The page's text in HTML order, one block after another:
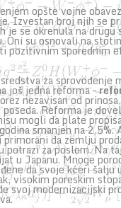
opšte vojne
Izvestan broj njih se
se okrenula na drugu
Oni su osnovali na
pozitivnim sporednim
za sprovođenje
još jedna reforma –
nezavisan od
Reforma je
mogli da plate
smanjen na 2,5%.
da zemlju
potrazi za poslom. Na
u Japanu. Mnoge
da svoje kćeri šalju
visokim poreskim
svoj modernizacijski